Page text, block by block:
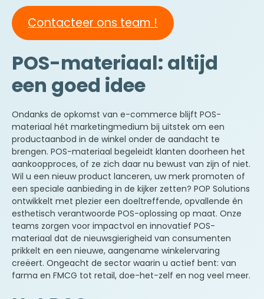
Contacteer ons team !
POS-materiaal: altijd
een goed idee
Ondanks de opkomst van e-commerce blijft POS-
materiaal hét marketingmedium bij uitstek om een
productaanbod in de winkel onder de aandacht te
brengen. POS-materiaal begeleidt klanten doorheen het
aankoopproces, of ze zich daar nu bewust van zijn of niet.
Wil u een nieuw product lanceren, uw merk promoten of
een speciale aanbieding in de kijker zetten? POP Solutions
ontwikkelt met plezier een doeltreffende, opvallende én
esthetisch verantwoorde POS-oplossing op maat. Onze
teams zorgen voor impactvol en innovatief POS-
materiaal dat de nieuwsgierigheid van consumenten
prikkelt en een nieuwe, aangename winkelervaring
creëert. Ongeacht de sector waarin u actief bent: van
farma en FMCG tot retail, doe-het-zelf en nog veel meer.